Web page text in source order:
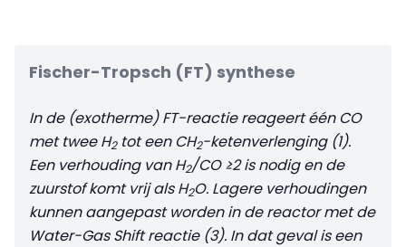
Fischer-Tropsch (FT) synthese
In de (exotherme) FT-reactie reageert één CO
met twee H2tot een CH2-ketenverlenging (1).
Een verhouding van H2/CO ≥2 is nodig en de
zuurstof komt vrij als H2O. Lagere verhoudingen
kunnen aangepast worden in de reactor met de
Water-Gas Shift reactie (3). In dat geval is een